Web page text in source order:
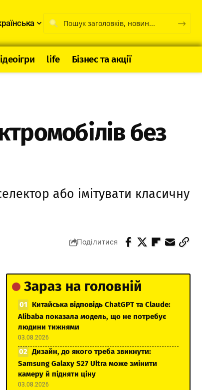
life Бізнес та акції
без
або імітувати класичну
Поділитися
Зараз на головній
Китайська відповідь ChatGPT та Claude:
Alibaba показала модель, що не потребує
людини тижнями
03.08.2026
Дизайн, до якого треба звикнути:
Samsung Galaxy S27 Ultra може змінити
камеру й підняти ціну
03.08.2026